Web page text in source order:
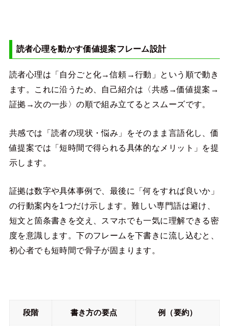
読者心理を動かす価値提案フレーム設計
読者心理は「自分ごと化→信頼→行動」という順で動き
ます。これに沿うため、自己紹介は〈共感→価値提案→
証拠→次の一歩〉の順で組み立てるとスムーズです。
共感では「読者の現状・悩み」をそのまま言語化し、価
値提案では「短時間で得られる具体的なメリット」を提
示します。
証拠は数字や具体事例で、最後に「何をすれば良いか」
の行動案内を1つだけ示します。難しい専門語は避け、
短文と箇条書きを交え、スマホでも一気に理解できる密
度を意識します。下のフレームを下書きに流し込むと、
初心者でも短時間で骨子が固まります。
段階 書き方の要点 例（要約）